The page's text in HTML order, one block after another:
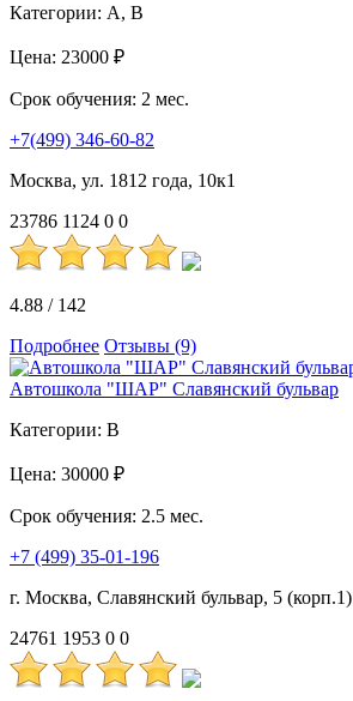
Категории: A, B
Цена: 23000 ₽
Срок обучения: 2 мес.
+7(499) 346-60-82
Москва, ул. 1812 года, 10к1
23786 1124 0 0
4.88 / 142
Подробнее Отзывы (9)
Автошкола "ШАР" Славянский бульвар
Категории: B
Цена: 30000 ₽
Срок обучения: 2.5 мес.
+7 (499) 35-01-196
г. Москва, Славянский бульвар, 5 (корп.1)
24761 1953 0 0